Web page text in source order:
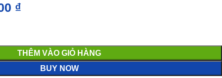
₫
THÊM VÀO GIỎ HÀNG
BUY NOW